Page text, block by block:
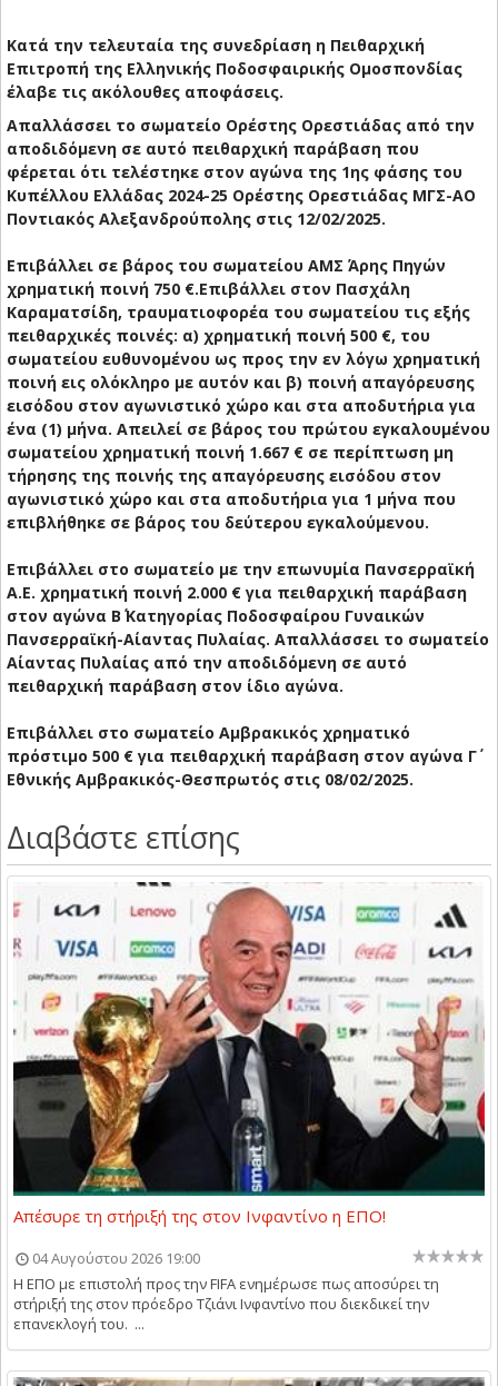
Κατά την τελευταία της συνεδρίαση η Πειθαρχική
Επιτροπή της Ελληνικής Ποδοσφαιρικής Ομοσπονδίας
έλαβε τις ακόλουθες αποφάσεις.
Απαλλάσσει το σωματείο Ορέστης Ορεστιάδας από την
αποδιδόμενη σε αυτό πειθαρχική παράβαση που
φέρεται ότι τελέστηκε στον αγώνα της 1ης φάσης του
Κυπέλλου Ελλάδας 2024-25 Ορέστης Ορεστιάδας ΜΓΣ-ΑΟ
Ποντιακός Αλεξανδρούπολης στις 12/02/2025.
Επιβάλλει σε βάρος του σωματείου ΑΜΣ Άρης Πηγών
χρηματική ποινή 750 €.Επιβάλλει στον Πασχάλη
Καραματσίδη, τραυματιοφορέα του σωματείου τις εξής
πειθαρχικές ποινές: α) χρηματική ποινή 500 €, του
σωματείου ευθυνομένου ως προς την εν λόγω χρηματική
ποινή εις ολόκληρο με αυτόν και β) ποινή απαγόρευσης
εισόδου στον αγωνιστικό χώρο και στα αποδυτήρια για
ένα (1) μήνα. Απειλεί σε βάρος του πρώτου εγκαλουμένου
σωματείου χρηματική ποινή 1.667 € σε περίπτωση μη
τήρησης της ποινής της απαγόρευσης εισόδου στον
αγωνιστικό χώρο και στα αποδυτήρια για 1 μήνα που
επιβλήθηκε σε βάρος του δεύτερου εγκαλούμενου.
Επιβάλλει στο σωματείο με την επωνυμία Πανσερραϊκή
Α.Ε. χρηματική ποινή 2.000 € για πειθαρχική παράβαση
στον αγώνα Β΄ Κατηγορίας Ποδοσφαίρου Γυναικών
Πανσερραϊκή-Αίαντας Πυλαίας. Απαλλάσσει το σωματείο
Αίαντας Πυλαίας από την αποδιδόμενη σε αυτό
πειθαρχική παράβαση στον ίδιο αγώνα.
Επιβάλλει στο σωματείο Αμβρακικός χρηματικό
πρόστιμο 500 € για πειθαρχική παράβαση στον αγώνα Γ΄
Εθνικής Αμβρακικός-Θεσπρωτός στις 08/02/2025.
Διαβάστε επίσης
Απέσυρε τη στήριξή της στον Ινφαντίνο η ΕΠΟ!
04 Αυγούστου 2026 19:00
Η ΕΠΟ με επιστολή προς την FIFA ενημέρωσε πως αποσύρει τη
στήριξή της στον πρόεδρο Τζιάνι Ινφαντίνο που διεκδικεί την
επανεκλογή του. ...